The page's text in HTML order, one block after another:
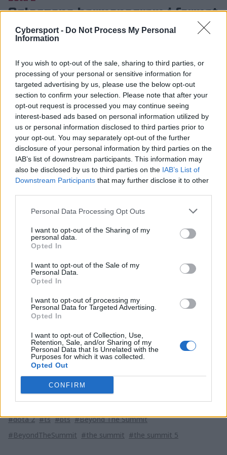
Cybersport - Do Not Process My Personal
Information
If you wish to opt-out of the sale, sharing to third parties, or
processing of your personal or sensitive information for
targeted advertising by us, please use the below opt-out
section to confirm your selection. Please note that after your
opt-out request is processed you may continue seeing
interest-based ads based on personal information utilized by
us or personal information disclosed to third parties prior to
your opt-out. You may separately opt-out of the further
disclosure of your personal information by third parties on the
IAB’s list of downstream participants. This information may
also be disclosed by us to third parties on the IAB’s List of
Downstream Participants that may further disclose it to other
Personal Data Processing Opt Outs
I want to opt-out of the Sharing of my
personal data.
Opted In
I want to opt-out of the Sale of my
Personal Data.
Opted In
I want to opt-out of processing my
Personal Data for Targeted Advertising.
Opted In
I want to opt-out of Collection, Use,
Retention, Sale, and/or Sharing of my
Personal Data that Is Unrelated with the
Purposes for which it was collected.
Opted Out
CONFIRM
Ogłoszono harmonogram i format
The Summit 5
Zaledwie dwa dni przed rozpoczęciem The
Summit 5 organizatorzy podali format i
harmonogram turnieju. Do Los Angeles poleci
osiem drużyn, aby rywalizow...
Zaledwie dwa dni przed rozpoczęciem The Summit 5
organizatorzy podali format i harmonogram turnieju.
Do Los Angeles poleci osiem drużyn, aby rywalizować o
pulę nagród równą 100 000$ oraz, w większości
przypadków, przygotowywać się do The International
6. Format turnieju to drabinka podwójnej eliminacji ze
wyjątkiem wielkiego finału, który będzie Bo5.
każdego dnia jest identyczny. O 18:45 transmitowane
będzie wprowadzenie, następnie mecze zaczynać się
zobaczymy zmagania w górnej części drabinki
wygranych, a drugiego w dolnej. Więcej informacji oraz
Drabinka The Summit 5
Tagi
#dota 2 #ts #bts #Beyond The Summit
#BeyondTheSummit #the summit #the summit 5